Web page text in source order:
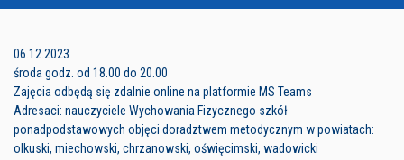
06.12.2023
środa godz. od 18.00 do 20.00
Zajęcia odbędą się zdalnie online na platformie MS Teams
Adresaci: nauczyciele Wychowania Fizycznego szkół
ponadpodstawowych objęci doradztwem metodycznym w powiatach:
olkuski, miechowski, chrzanowski, oświęcimski, wadowicki